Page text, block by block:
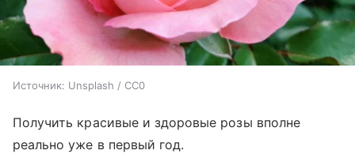
Источник: Unsplash / CC0
Получить красивые и здоровые розы вполне
реально уже в первый год.